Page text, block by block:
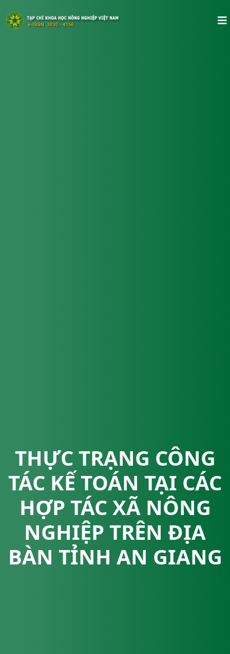
THỰC TRẠNG CÔNG
TÁC KẾ TOÁN TẠI CÁC
HỢP TÁC XÃ NÔNG
NGHIỆP TRÊN ĐỊA
BÀN TỈNH AN GIANG